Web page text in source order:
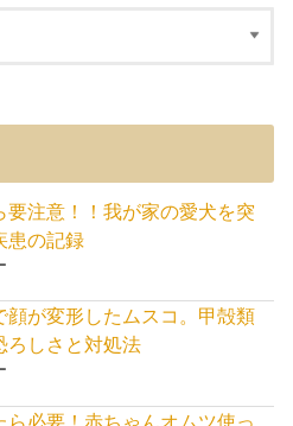
要注意！！我が家の愛犬を突
患の記録
顔が変形したムスコ。甲殻類
ろしさと対処法
ら必要！赤ちゃんオムツ使っ